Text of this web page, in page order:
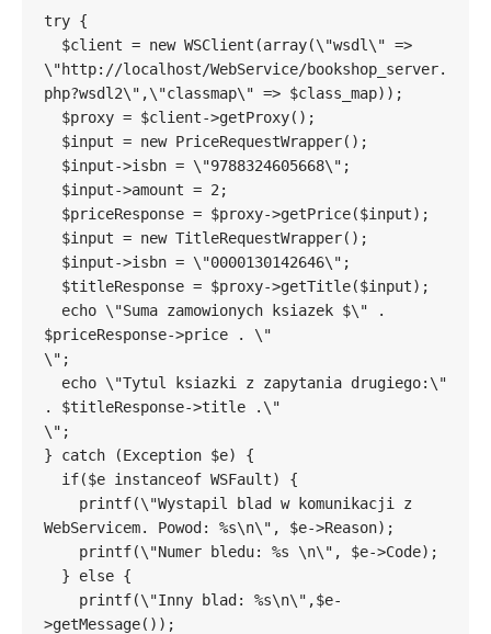
try {
\"http://localhost/WebService/bookshop_server.
php?wsdl2\",\"classmap\" => $class_map));
$priceResponse->price . \"
\";
. $titleResponse->title .\"
\";
} catch (Exception $e) {
WebServicem. Powod: %s\n\", $e->Reason);
>getMessage());